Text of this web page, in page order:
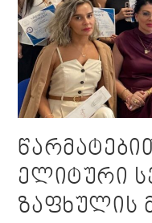
ელიტური
ზაფხულის